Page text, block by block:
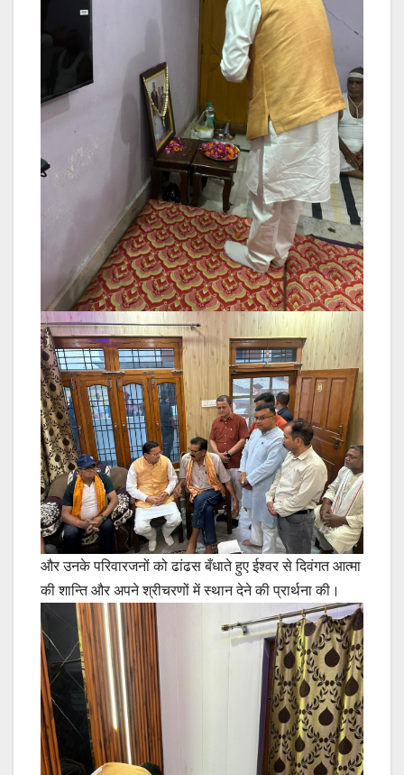
और उनके परिवारजनों को ढांढस बँधाते हुए ईश्वर से दिवंगत आत्मा
की शान्ति और अपने श्रीचरणों में स्थान देने की प्रार्थना की।